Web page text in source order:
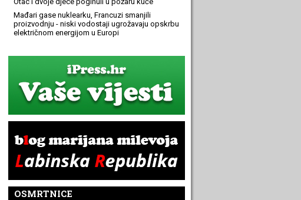
Mađari gase nuklearku, Francuzi smanjili
proizvodnju - niski vodostaji ugrožavaju opskrbu
električnom energijom u Europi
OSMRTNICE